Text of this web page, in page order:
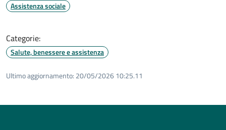
Assistenza sociale
Categorie:
Salute, benessere e assistenza
Ultimo aggiornamento: 20/05/2026 10:25.11